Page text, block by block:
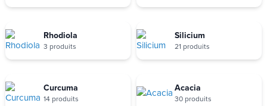
Rhodiola
3 produits
Silicium
21 produits
Curcuma
14 produits
Acacia
30 produits